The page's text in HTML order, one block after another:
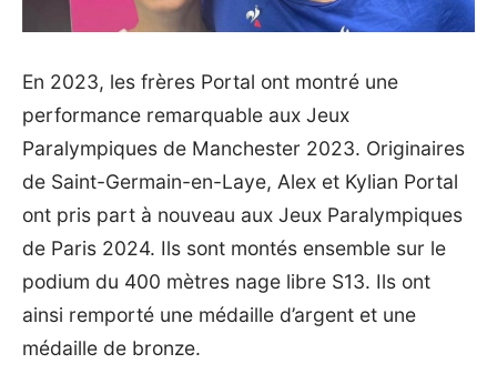
En 2023, les frères Portal ont montré une
performance remarquable aux Jeux
Paralympiques de Manchester 2023. Originaires
de Saint-Germain-en-Laye, Alex et Kylian Portal
ont pris part à nouveau aux Jeux Paralympiques
de Paris 2024. Ils sont montés ensemble sur le
podium du 400 mètres nage libre S13. Ils ont
ainsi remporté une médaille d’argent et une
médaille de bronze.